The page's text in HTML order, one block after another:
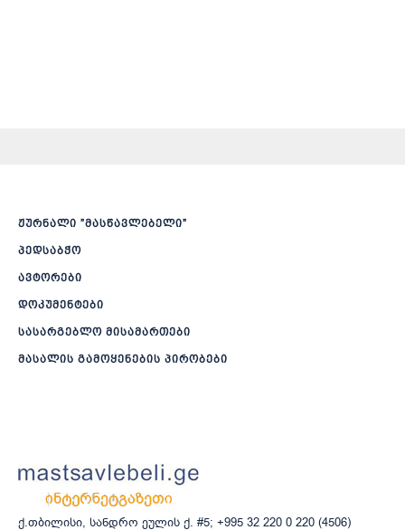
ჟურნალი ”მასწავლებელი”
პედსაბჭო
ავტორები
დოკუმენტები
სასარგებლო მისამართები
მასალის გამოყენების პირობები
ქ.თბილისი, სანდრო ეულის ქ. #5; +995 32 220 0 220 (4506)